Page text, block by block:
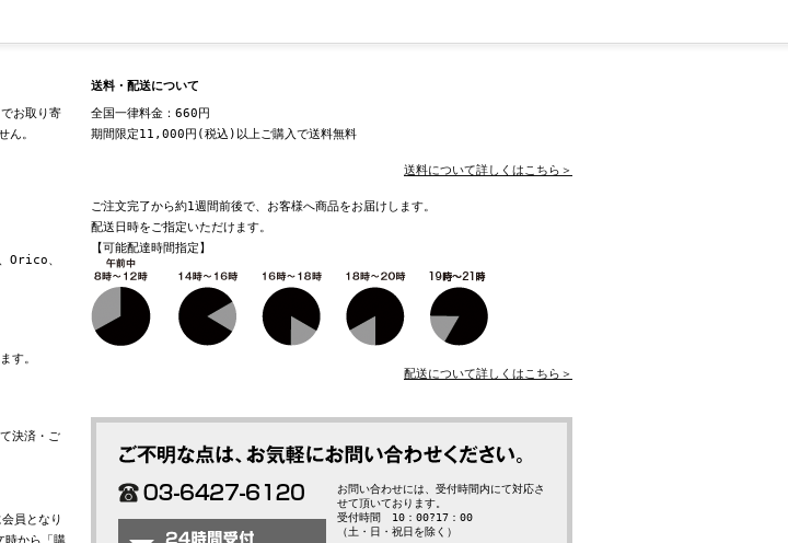
お取り寄
ん。
Orico、
す。
決済・ご
員となり
送料・配送について
全国一律料金：660円
期間限定11,000円(税込)以上ご購入で送料無料
送料について詳しくはこちら＞
ご注文完了から約1週間前後で、お客様へ商品をお届けします。
配送日時をご指定いただけます。
【可能配達時間指定】
配送について詳しくはこちら＞
お問い合わせには、受付時間内にて対応さ
せて頂いております。
受付時間 10：00?17：00
（土・日・祝日を除く）